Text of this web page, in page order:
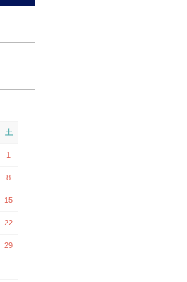
土
1
8
15
22
29